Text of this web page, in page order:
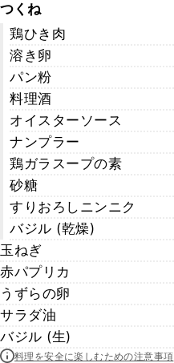
つくね
鶏ひき肉
溶き卵
パン粉
料理酒
オイスターソース
ナンプラー
鶏ガラスープの素
砂糖
すりおろしニンニク
バジル (乾燥)
玉ねぎ
赤パプリカ
うずらの卵
サラダ油
バジル (生)
料理を安全に楽しむための注意事項